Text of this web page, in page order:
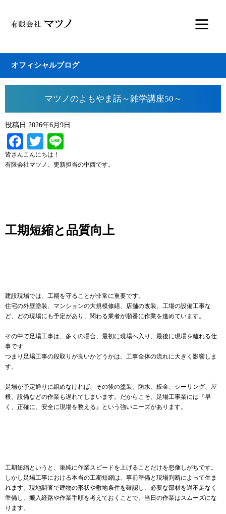
オフィシャルブログ
マツノのよもやま話～雑学講座50～
投稿日 2026年6月9日
Facebook
Twitter
皆さんこんにちは！
有限会社マツノ、更新担当の中西です。
工期短縮と品質向上
建設現場では、工期を守ることが非常に重要です。
住宅の外壁塗装、マンションの大規模修繕、店舗の改装、工場の設備工事な
ど、どの現場にも予定があり、関わる業者が順番に作業を進めています。
その中で足場工事は、多くの場合、最初に現場へ入り、最後に現場を離れる仕
事です
つまり足場工事の段取りが良いかどうかは、工事全体の流れに大きく影響しま
す。
足場が予定通りに組めなければ、その後の塗装、防水、板金、シーリング、屋
根、設備などの作業も遅れてしまいます。だからこそ、足場工事業には『早
く、正確に、安全に現場を整える』という強いニーズがあります。
工期短縮というと、単純に作業スピードを上げることだけを想像しがちです。
しかし足場工事における本当の工期短縮は、事前準備と現場判断によって生ま
れます。現地調査で建物の形状や敷地条件を確認し、必要な部材を過不足なく
準備し、搬入経路や作業手順を考えておくことで、当日の作業はスムーズにな
ります。